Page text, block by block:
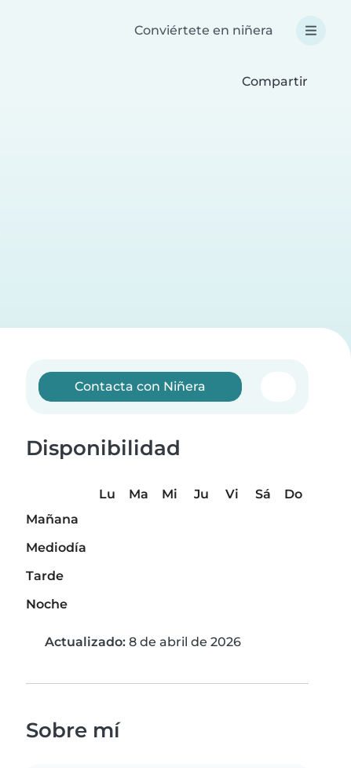
Conviértete en niñera
Compartir
Contacta con Niñera
Disponibilidad
Lu Ma Mi Ju Vi Sá
Do
Mañana
Mediodía
Tarde
Noche
Actualizado: 8 de abril de 2026
Sobre mí